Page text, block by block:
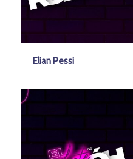
Elian Pessi